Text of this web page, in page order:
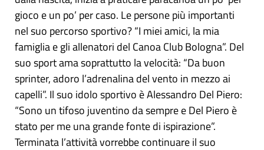
gioco e un po’ per caso. Le persone più importanti
nel suo percorso sportivo? “I miei amici, la mia
famiglia e gli allenatori del Canoa Club Bologna”. Del
suo sport ama soprattutto la velocità: “Da buon
sprinter, adoro l’adrenalina del vento in mezzo ai
capelli”. Il suo idolo sportivo è Alessandro Del Piero:
“Sono un tifoso juventino da sempre e Del Piero è
stato per me una grande fonte di ispirazione”.
Terminata l’attività vorrebbe continuare il suo